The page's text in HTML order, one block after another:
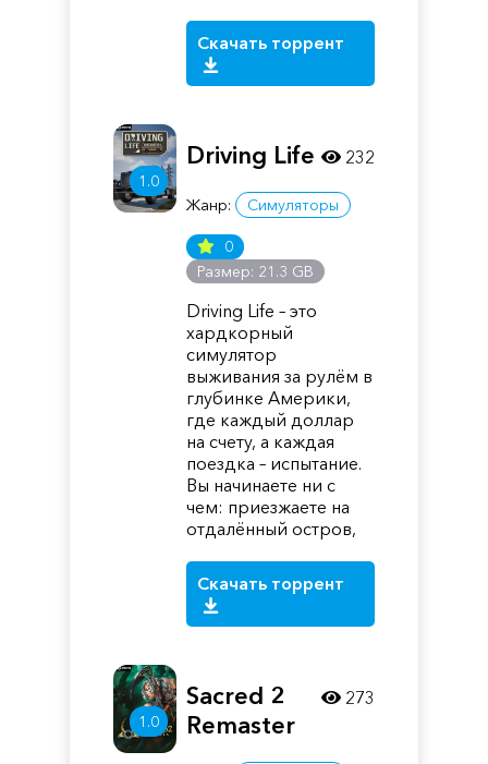
Скачать торрент
1.0
Driving Life
Жанр: Симуляторы
0
Размер: 21.3 GB
Driving Life – это
хардкорный
симулятор
выживания за рулём в
глубинке Америки,
где каждый доллар
на счету, а каждая
поездка – испытание.
Вы начинаете ни с
чем: приезжаете на
отдалённый остров,
Скачать торрент
232
1.0
Sacred 2
Remaster
273